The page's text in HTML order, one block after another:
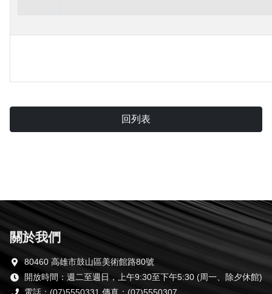
回列表
關於我們
80460 高雄市鼓山區美術館路80號
開放時間：週二至週日，上午9:30至下午5:30 (周一、除夕休館)